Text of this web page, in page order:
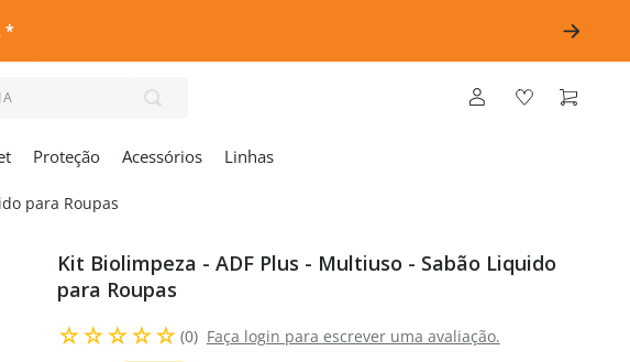
*
Proteção Acessórios Linhas
para Roupas
Kit Biolimpeza - ADF Plus - Multiuso - Sabão Liquido
para Roupas
☆☆☆☆☆ (0) Faça login para escrever uma avaliação.